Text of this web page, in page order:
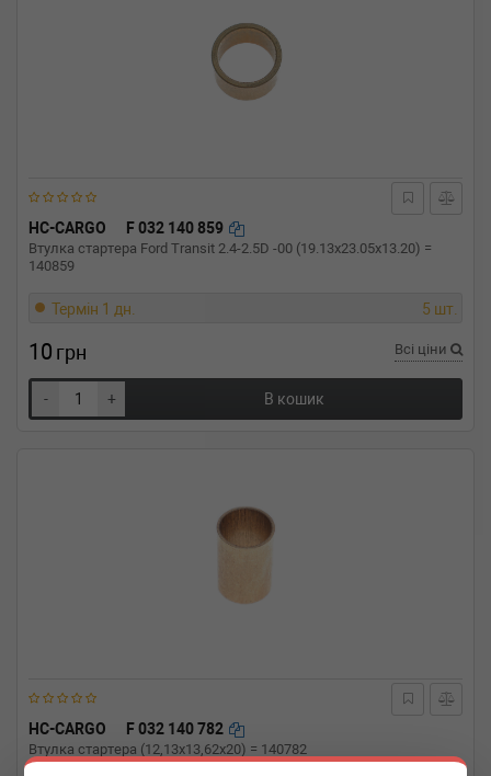
HC-CARGO F 032 140 859
Втулка стартера Ford Transit 2.4-2.5D -00 (19.13x23.05x13.20) =
140859
Термін 1 дн. 5 шт.
10 грн Всі ціни
- + В кошик
HC-CARGO F 032 140 782
Втулка стартера (12,13x13,62x20) = 140782